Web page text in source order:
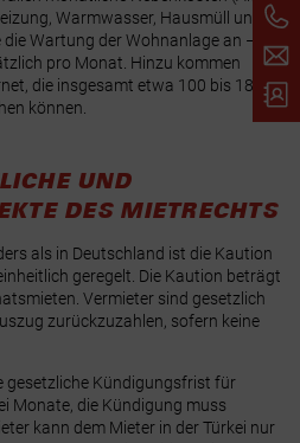
Warmwasser, Hausmüll und
Wartung der Wohnanlage an –
pro Monat. Hinzu kommen
die insgesamt etwa 100 bis 180
können.
UND
DES MIETRECHTS
als in Deutschland ist die Kaution
geregelt. Die Kaution beträgt
Vermieter sind gesetzlich
zurückzuzahlen, sofern keine
gesetzliche Kündigungsfrist für
Monate, die Kündigung muss
kann dem Mieter in der Türkei nur